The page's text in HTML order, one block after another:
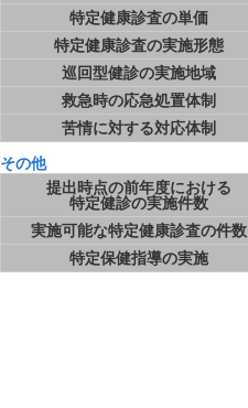
特定健康診査の単価
特定健康診査の実施形態
巡回型健診の実施地域
救急時の応急処置体制
苦情に対する対応体制
その他
提出時点の前年度における
特定健診の実施件数
実施可能な特定健康診査の件数
特定保健指導の実施